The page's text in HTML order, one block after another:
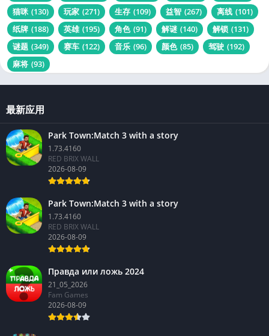
猫咪 (130) 玩家 (271) 生存 (109) 益智 (267) 离线 (101)
纸牌 (188) 英雄 (195) 角色 (91) 解谜 (140) 解锁 (131)
谜题 (349) 赛车 (122) 音乐 (96) 颜色 (85) 驾驶 (192)
麻将 (93)
最新应用
Park Town:Match 3 with a story
1.73.4160
RED BRIX WALL
2026-08-09
Park Town:Match 3 with a story
1.73.4160
RED BRIX WALL
2026-08-09
Правда или ложь 2024
21_05_2026
Fam Games
2026-08-09